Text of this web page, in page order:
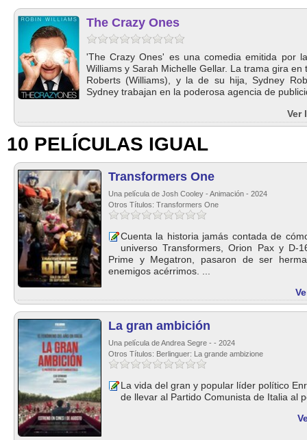
The Crazy Ones
'The Crazy Ones' es una comedia emitida por
Williams y Sarah Michelle Gellar. La trama gira
Roberts (Williams), y la de su hija, Sydney
Sydney trabajan en la poderosa agencia de
Ver
10 PELÍCULAS IGUAL
Transformers One
Una película de Josh Cooley - Animación - 2024
Otros Títulos: Transformers One
Cuenta la historia jamás contada de
universo Transformers, Orion Pax y D-
Prime y Megatron, pasaron de ser
enemigos acérrimos. ...
La gran ambición
Una película de Andrea Segre - - 2024
Otros Títulos: Berlinguer: La grande ambizione
La vida del gran y popular líder político
de llevar al Partido Comunista de Italia al